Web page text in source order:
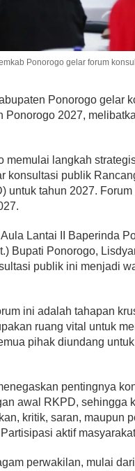
Ponorogo gelar forum
Ponorogo gelar
Ponorogo 2027,
memulai langkah
konsultasi publik
untuk tahun 2027.
Lantai II Baperinda
Bupati Ponorogo,
publik ini menjadi
ini adalah tahapan
ruang vital untuk
pihak diundang
pentingnya
awal RKPD, sehingga
kritik, saran, maupun
aktif
perwakilan, mulai